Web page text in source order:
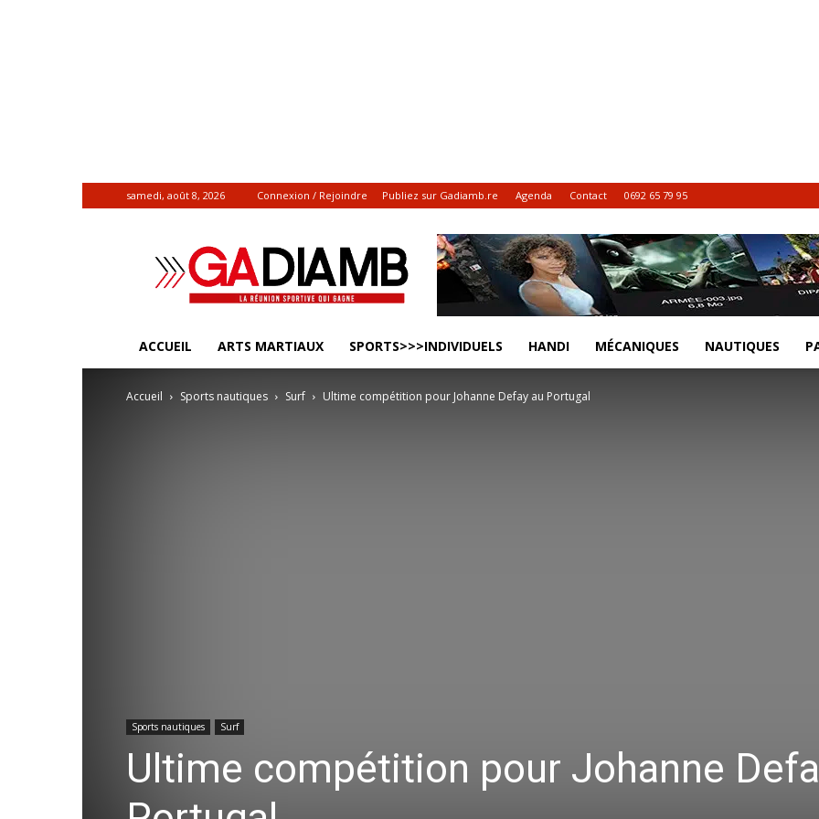
samedi, août 8, 2026 Connexion / Rejoindre Publiez sur Gadiamb.re Agenda Contact 0692 65 79 95
Gadiamb.re
|
Actualités
sportives
ACCUEIL ARTS MARTIAUX SPORTS>>>INDIVIDUELS HANDI MÉCANIQUES NAUTIQUES
Accueil Sports nautiques Surf Ultime compétition pour Johanne Defay au Portugal
Sports nautiques Surf
Ultime compétition pour Johanne